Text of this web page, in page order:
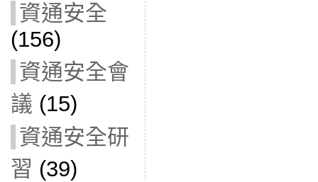
資通安全
(156)
資通安全會
議 (15)
資通安全研
習 (39)